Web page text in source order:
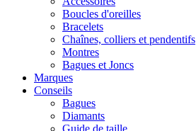
Boucles d'oreilles
Bracelets
Chaînes, colliers et pendentifs
Montres
Bagues et Joncs
Marques
Conseils
Bagues
Diamants
Guide de taille